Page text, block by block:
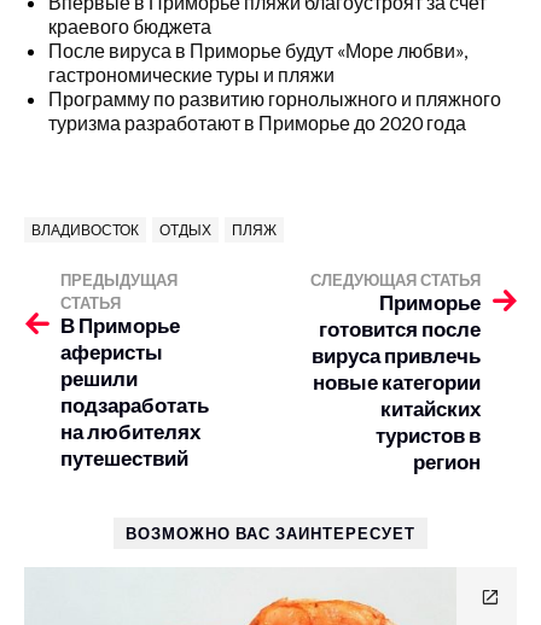
краевого бюджета
После вируса в Приморье будут «Море любви»,
гастрономические туры и пляжи
Программу по развитию горнолыжного и пляжного
туризма разработают в Приморье до 2020 года
ВЛАДИВОСТОК ОТДЫХ ПЛЯЖ
ПРЕДЫДУЩАЯ
СТАТЬЯ
В Приморье
аферисты
решили
подзаработать
на любителях
путешествий
СЛЕДУЮЩАЯ СТАТЬЯ
Приморье
готовится после
вируса привлечь
новые категории
китайских
туристов в
регион
ВОЗМОЖНО ВАС ЗАИНТЕРЕСУЕТ